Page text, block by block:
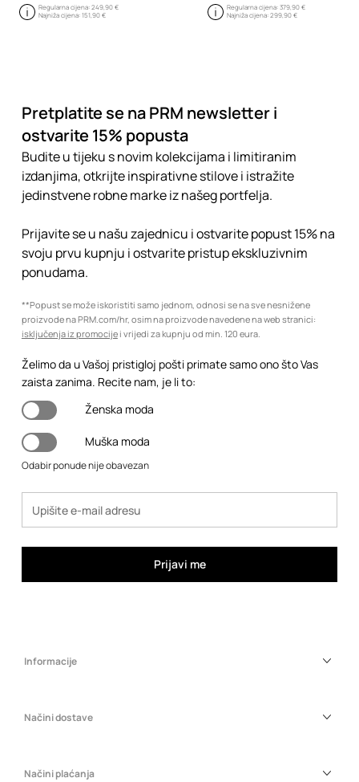
Regularna cijena:249,90 €
Najniža cijena:151,90 €
Regularna cijena: 379,90 €
Najniža cijena: 299,90 €
Pretplatite se na PRM newsletter i
ostvarite 15% popusta
Budite u tijeku s novim kolekcijama i limitiranim
izdanjima, otkrijte inspirativne stilove i istražite
jedinstvene robne marke iz našeg portfelja.
Prijavite se u našu zajednicu i ostvarite popust 15% na
svoju prvu kupnju i ostvarite pristup ekskluzivnim
ponudama.
**Popust se može iskoristiti samo jednom, odnosi se na sve nesnižene
proizvode na PRM.com/hr, osim na proizvode navedene na web stranici:
isključenja iz promocijei vrijedi za kupnju od min. 120 eura.
Želimo da u Vašoj pristigloj pošti primate samo ono što Vas
zaista zanima. Recite nam, je li to:
Ženska moda
Muška moda
Odabir ponude nije obavezan
Prijavi me
Informacije
Načini dostave
Načini plaćanja